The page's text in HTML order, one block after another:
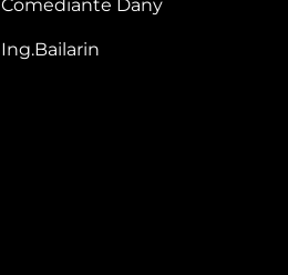
Comediante Dany
Ing.Bailarin